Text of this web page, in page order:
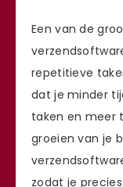
Een van de
repetitieve
dat je minder
taken en meer
groeien van je
zodat je